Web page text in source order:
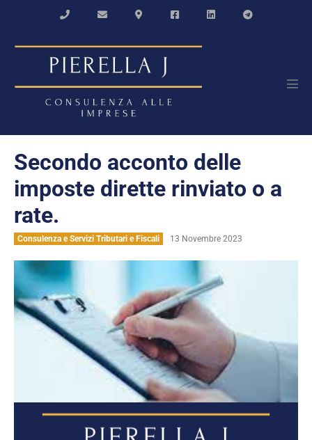
contenuto
Secondo acconto delle
imposte dirette rinviato o a
rate.
Consulenza e Servizi Tributari e Fiscali 13 Novembre 2023